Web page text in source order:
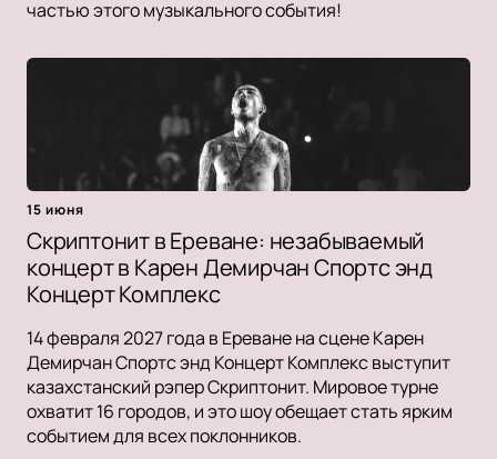
частью этого музыкального события!
15 июня
Скриптонит в Ереване: незабываемый
концерт в Карен Демирчан Спортс энд
Концерт Комплекс
14 февраля 2027 года в Ереване на сцене Карен
Демирчан Спортс энд Концерт Комплекс выступит
казахстанский рэпер Скриптонит. Мировое турне
охватит 16 городов, и это шоу обещает стать ярким
событием для всех поклонников.